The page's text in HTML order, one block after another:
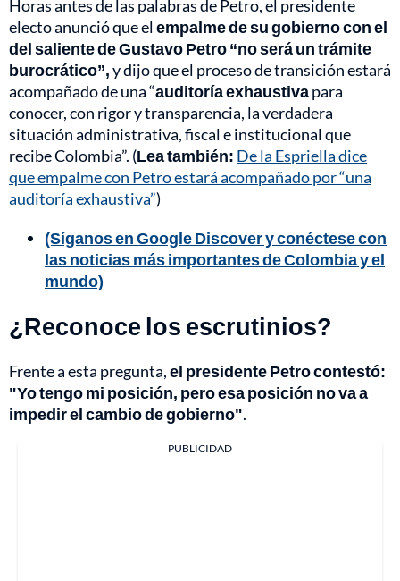
Horas antes de las palabras de Petro, el presidente
electo anunció que elempalme de su gobierno con el
del saliente de Gustavo Petro “no será un trámite
burocrático”,y dijo que el proceso de transición estará
acompañado de una “auditoría exhaustivapara
conocer, con rigor y transparencia, la verdadera
situación administrativa, fiscal e institucional que
recibe Colombia”. (Lea también: De la Espriella dice
que empalme con Petro estará acompañado por “una
auditoría exhaustiva”)
(Síganos en Google Discover y conéctese con
las noticias más importantes de Colombia y el
mundo)
¿Reconoce los escrutinios?
Frente a esta pregunta,el presidente Petro contestó:
"Yo tengo mi posición, pero esa posición no va a
impedir el cambio de gobierno".
PUBLICIDAD